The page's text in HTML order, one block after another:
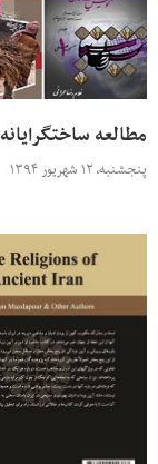
مطالعه
پنجشنبه، ۱۲ شهریور ۱۳۹۴